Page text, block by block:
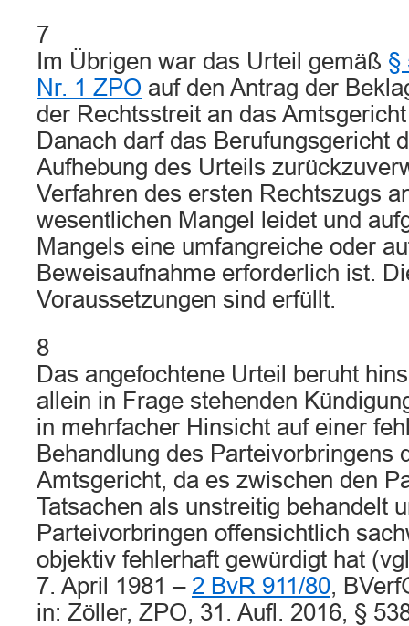
7
Im Übrigen war das Urteil gemäß §
Nr. 1 ZPO auf den Antrag der
der Rechtsstreit an das
Danach darf das Berufungsgericht
Aufhebung des Urteils
Verfahren des ersten Rechtszugs
wesentlichen Mangel leidet und
Mangels eine umfangreiche oder
Beweisaufnahme erforderlich ist.
Voraussetzungen sind erfüllt.
8
Das angefochtene Urteil beruht
allein in Frage stehenden
in mehrfacher Hinsicht auf einer
Behandlung des Parteivorbringens
Amtsgericht, da es zwischen den
Tatsachen als unstreitig behandelt
Parteivorbringen offensichtlich
objektiv fehlerhaft gewürdigt hat
7. April 1981 – 2 BvR 911/80,
in: Zöller, ZPO, 31. Aufl. 2016, §